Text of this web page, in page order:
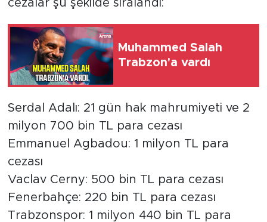
cezalar şu şekilde sıralandı:
Muhammed Salah
Trabzon'a vardı
Serdal Adalı: 21 gün hak mahrumiyeti ve 2
milyon 700 bin TL para cezası
Emmanuel Agbadou: 1 milyon TL para
cezası
Vaclav Cerny: 500 bin TL para cezası
Fenerbahçe: 220 bin TL para cezası
Trabzonspor: 1 milyon 440 bin TL para